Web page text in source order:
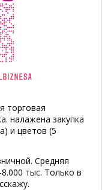
торговая
налажена закупка
и цветов (5
Средняя
тыс. Только в